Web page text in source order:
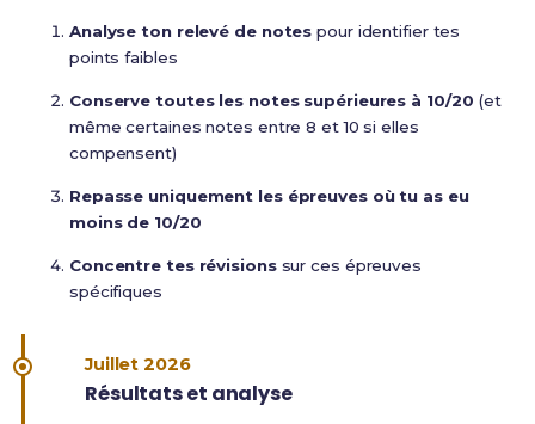
Analyse ton relevé de notes pour identifier tes
points faibles
Conserve toutes les notes supérieures à 10/20 (et
même certaines notes entre 8 et 10 si elles
compensent)
Repasse uniquement les épreuves où tu as eu
moins de 10/20
Concentre tes révisionssur ces épreuves
spécifiques
Juillet 2026
Résultats et analyse